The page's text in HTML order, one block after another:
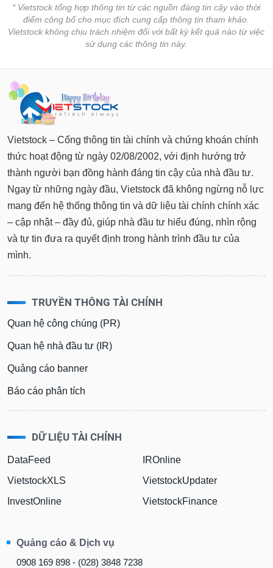
* Vietstock tổng hợp thông tin từ các nguồn đáng tin cậy vào thời
điểm công bố cho mục đích cung cấp thông tin tham khảo.
Vietstock không chịu trách nhiệm đối với bất kỳ kết quả nào từ việc
sử dụng các thông tin này.
Vietstock – Cổng thông tin tài chính và chứng khoán chính
thức hoạt động từ ngày 02/08/2002, với định hướng trở
thành người bạn đồng hành đáng tin cậy của nhà đầu tư.
Ngay từ những ngày đầu, Vietstock đã không ngừng nỗ lực
mang đến hệ thống thông tin và dữ liệu tài chính chính xác
– cập nhật – đầy đủ, giúp nhà đầu tư hiểu đúng, nhìn rộng
và tự tin đưa ra quyết định trong hành trình đầu tư của
mình.
TRUYỀN THÔNG TÀI CHÍNH
Quan hệ công chúng (PR)
Quan hệ nhà đầu tư (IR)
Quảng cáo banner
Báo cáo phân tích
DỮ LIỆU TÀI CHÍNH
DataFeed
VietstockXLS
InvestOnline
IROnline
VietstockUpdater
VietstockFinance
Quảng cáo & Dịch vụ
0908 169 898 - (028) 3848 7238